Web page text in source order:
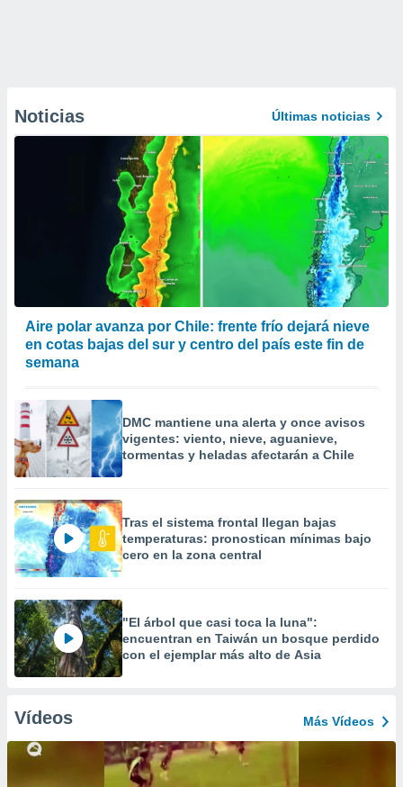
Noticias Últimas noticias
Aire polar avanza por Chile: frente frío dejará nieve
en cotas bajas del sur y centro del país este fin de
semana
DMC mantiene una alerta y once avisos
vigentes: viento, nieve, aguanieve,
tormentas y heladas afectarán a Chile
Tras el sistema frontal llegan bajas
temperaturas: pronostican mínimas bajo
cero en la zona central
"El árbol que casi toca la luna":
encuentran en Taiwán un bosque perdido
con el ejemplar más alto de Asia
Vídeos Más Vídeos